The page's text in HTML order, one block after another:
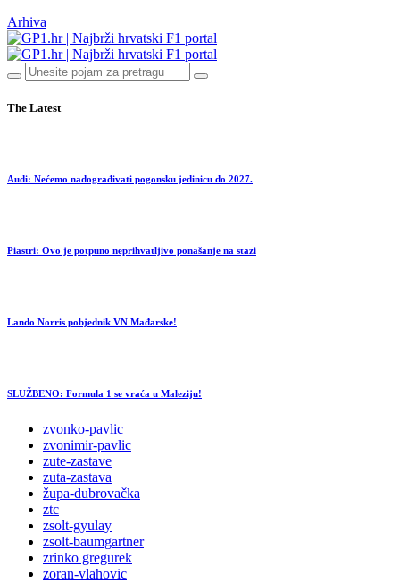
Arhiva
The Latest
Audi: Nećemo nadograđivati pogonsku jedinicu do 2027.
Piastri: Ovo je potpuno neprihvatljivo ponašanje na stazi
Lando Norris pobjednik VN Mađarske!
SLUŽBENO: Formula 1 se vraća u Maleziju!
zvonko-pavlic
zvonimir-pavlic
zute-zastave
zuta-zastava
župa-dubrovačka
ztc
zsolt-gyulay
zsolt-baumgartner
zrinko gregurek
zoran-vlahovic